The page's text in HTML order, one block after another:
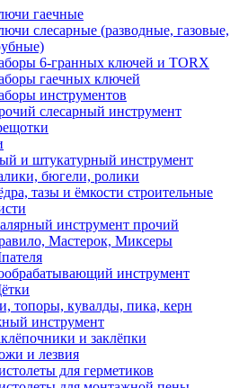
гаечные
слесарные (разводные, газовые,
6-гранных ключей и TORX
гаечных ключей
инструментов
слесарный инструмент
и штукатурный инструмент
бюгели, ролики
тазы и ёмкости строительные
инструмент прочий
Мастерок, Миксеры
инструмент
топоры, кувалды, пика, керн
инструмент
и заклёпки
и лезвия
для герметиков